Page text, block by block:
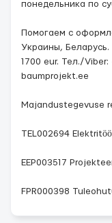
понедельника по
Помогаем с
Украины,
1700 eur. Тел./
baumprojekt.ee
Majandustegevuse
TEL002694
EEP003517
FPR000398